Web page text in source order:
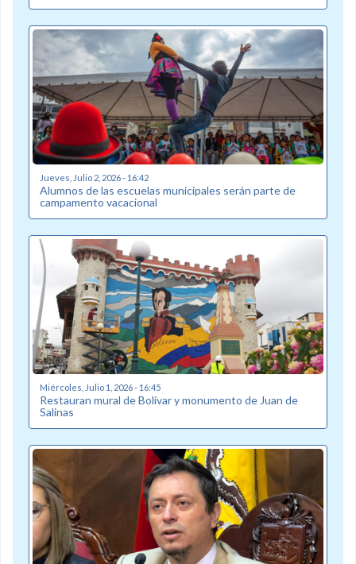
Jueves, Julio 2, 2026 - 16:42
Alumnos de las escuelas municipales serán parte de
campamento vacacional
Miércoles, Julio 1, 2026 - 16:45
Restauran mural de Bolívar y monumento de Juan de
Salinas